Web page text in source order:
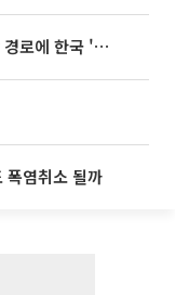
태풍 '돌핀' 이어 '찬홈' 등장…예상 경로에 한국 '한숨'
폭염취소 될까